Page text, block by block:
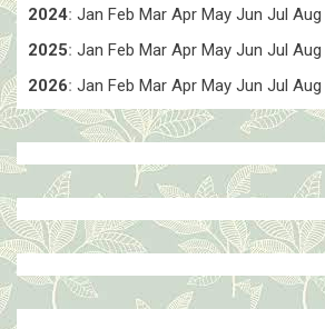
2024: Jan Feb Mar Apr May Jun Jul Aug
2025: Jan Feb Mar Apr May Jun Jul Aug
2026: Jan Feb Mar Apr May Jun Jul Aug